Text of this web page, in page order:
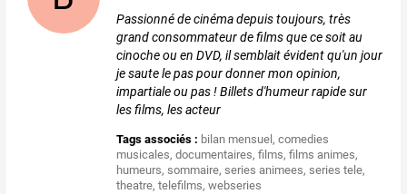
Passionné de cinéma depuis toujours, très
grand consommateur de films que ce soit au
cinoche ou en DVD, il semblait évident qu'un jour
je saute le pas pour donner mon opinion,
impartiale ou pas ! Billets d'humeur rapide sur
les films, les acteur
Tags associés : bilan mensuel,comedies
musicales,documentaires,films,films animes,
humeurs,sommaire,series animees,series tele,
theatre,telefilms,webseries